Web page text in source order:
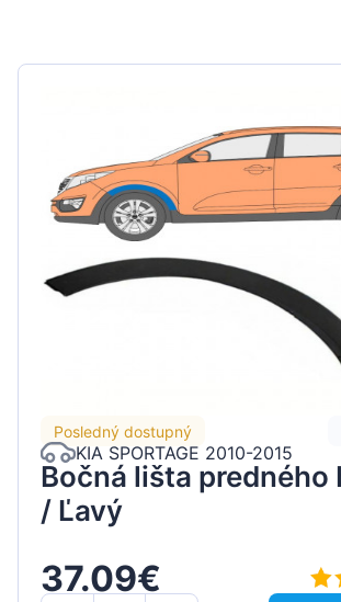
Posledný dostupný
KIA SPORTAGE 2010-2015
Bočná lišta predného
/ Ľavý
37.09€